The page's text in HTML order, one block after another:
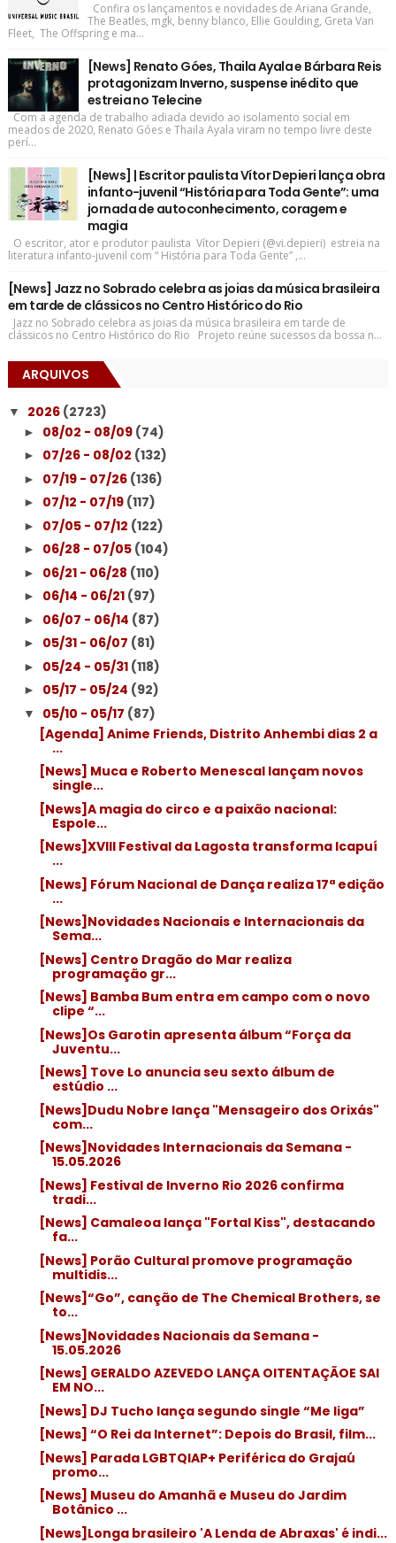
Confira os lançamentos e novidades de Ariana Grande,
The Beatles, mgk, benny blanco, Ellie Goulding, Greta Van
Fleet, The Offspring e ma...
[News] Renato Góes, Thaila Ayala e Bárbara Reis
protagonizam Inverno, suspense inédito que
estreia no Telecine
Com a agenda de trabalho adiada devido ao isolamento social em
meados de 2020, Renato Góes e Thaila Ayala viram no tempo livre deste
perí...
[News] | Escritor paulista Vítor Depieri lança obra
infanto-juvenil “História para Toda Gente”: uma
jornada de autoconhecimento, coragem e
magia
O escritor, ator e produtor paulista Vítor Depieri (@vi.depieri) estreia na
literatura infanto-juvenil com “ História para Toda Gente” ,...
[News] Jazz no Sobrado celebra as joias da música brasileira
em tarde de clássicos no Centro Histórico do Rio
Jazz no Sobrado celebra as joias da música brasileira em tarde de
clássicos no Centro Histórico do Rio Projeto reúne sucessos da bossa n...
ARQUIVOS
▼ 2026 (2723)
► 08/02 - 08/09 (74)
► 07/26 - 08/02 (132)
► 07/19 - 07/26 (136)
► 07/12 - 07/19 (117)
► 07/05 - 07/12 (122)
► 06/28 - 07/05 (104)
► 06/21 - 06/28 (110)
► 06/14 - 06/21 (97)
► 06/07 - 06/14 (87)
► 05/31 - 06/07 (81)
► 05/24 - 05/31 (118)
► 05/17 - 05/24 (92)
▼ 05/10 - 05/17 (87)
[Agenda] Anime Friends, Distrito Anhembi dias 2 a
...
[News] Muca e Roberto Menescal lançam novos
single...
[News]A magia do circo e a paixão nacional:
Espole...
[News]XVIII Festival da Lagosta transforma Icapuí
...
[News] Fórum Nacional de Dança realiza 17ª edição
...
[News]Novidades Nacionais e Internacionais da
Sema...
[News] Centro Dragão do Mar realiza
programação gr...
[News] Bamba Bum entra em campo com o novo
clipe “...
[News]Os Garotin apresenta álbum “Força da
Juventu...
[News] Tove Lo anuncia seu sexto álbum de
estúdio ...
[News]Dudu Nobre lança "Mensageiro dos Orixás"
com...
[News]Novidades Internacionais da Semana -
15.05.2026
[News] Festival de Inverno Rio 2026 confirma
tradi...
[News] Camaleoa lança "Fortal Kiss", destacando
fa...
[News] Porão Cultural promove programação
multidis...
[News]“Go”, canção de The Chemical Brothers, se
to...
[News]Novidades Nacionais da Semana -
15.05.2026
[News] GERALDO AZEVEDO LANÇA OITENTAÇÃOE SAI
EM NO...
[News] DJ Tucho lança segundo single “Me liga”
[News] “O Rei da Internet”: Depois do Brasil, film...
[News] Parada LGBTQIAP+ Periférica do Grajaú
promo...
[News] Museu do Amanhã e Museu do Jardim
Botânico ...
[News]Longa brasileiro 'A Lenda de Abraxas' é indi...